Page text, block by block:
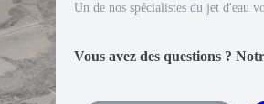
Un de nos spécialistes du jet d'eau
Vous avez des questions ?